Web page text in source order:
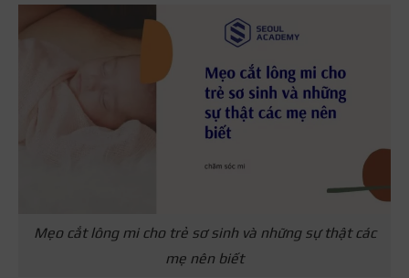
Mẹo cắt lông mi cho trẻ sơ sinh và những sự thật các
mẹ nên biết